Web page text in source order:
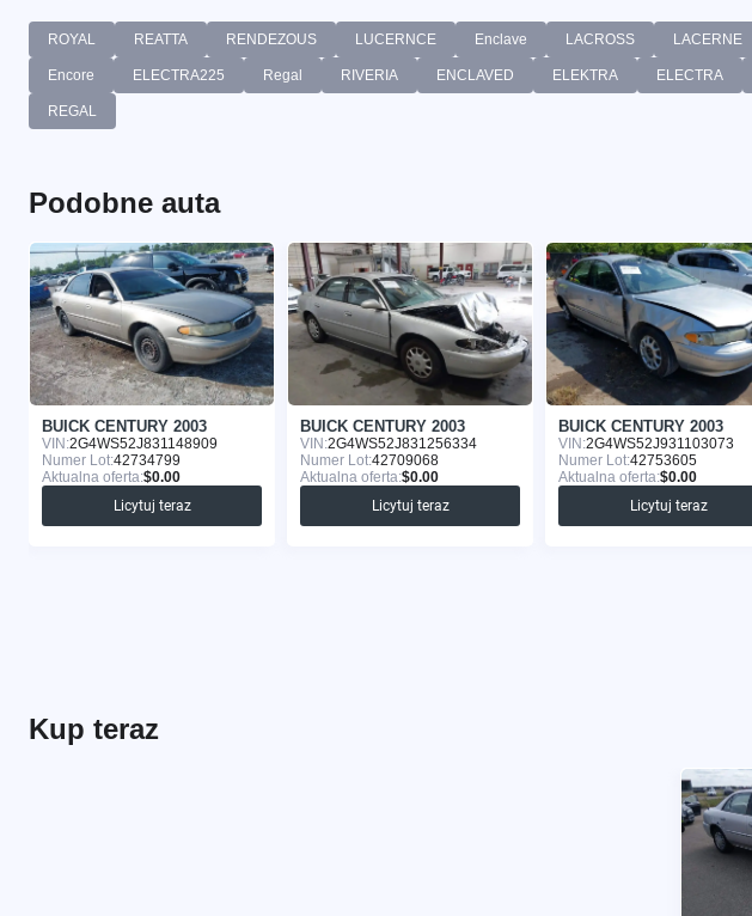
ROYAL REATTA RENDEZOUS LUCERNCE Enclave LACROSS LACERNE
Encore ELECTRA225 Regal RIVERIA ENCLAVED ELEKTRA ELECTRA
REGAL
Podobne auta
BUICK CENTURY 2003
VIN:2G4WS52J831148909
Numer Lot:42734799
Aktualna oferta:$0.00
Licytuj teraz
BUICK CENTURY 2003
VIN:2G4WS52J831256334
Numer Lot:42709068
Aktualna oferta:$0.00
Licytuj teraz
BUICK CENTURY 2003
VIN:2G4WS52J931103073
Numer Lot:42753605
Aktualna oferta:$0.00
Licytuj teraz
Kup teraz